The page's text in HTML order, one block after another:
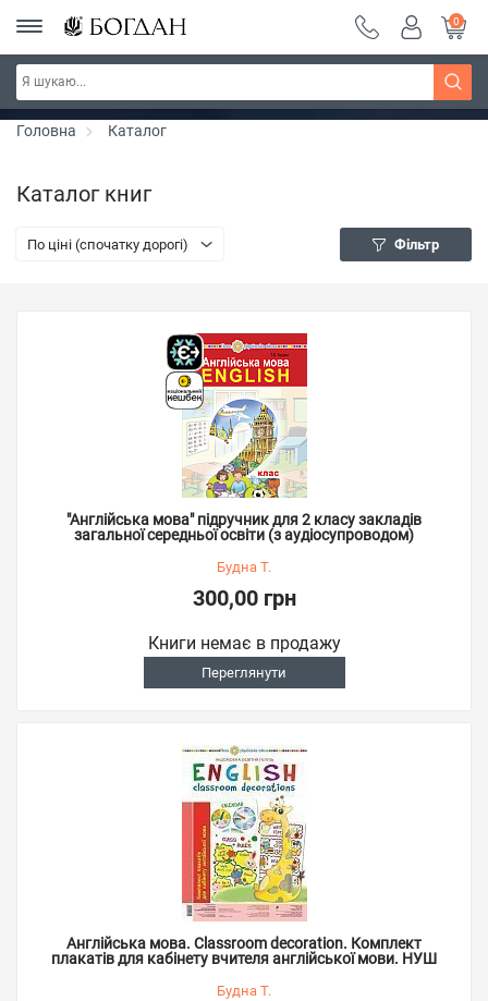
РОЗПРОДАЖ ~ 150 грн ~ 200 грн ~ 250 грн ~
300 грн ~ РОЗПРОДАЖ
Дізнатись більше
0
Головна Каталог
Каталог книг
По ціні (спочатку дорогі) Фільтр
"Англійська мова" підручник для 2 класу закладів
загальної середньої освіти (з аудіосупроводом)
Будна Т.
300,00 грн
Книги немає в продажу
Переглянути
Англійська мова. Classroom decoration. Комплект
плакатів для кабінету вчителя англійської мови. НУШ
Будна Т.